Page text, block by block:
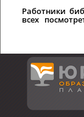
Работники
всех